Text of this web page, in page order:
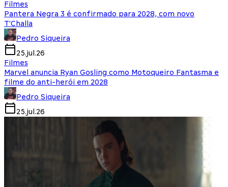
Filmes
Pantera Negra 3 é confirmado para 2028, com novo
T'Challa
Pedro Siqueira
25.jul.26
Filmes
Marvel anuncia Ryan Gosling como Motoqueiro Fantasma e
filme do anti-herói em 2028
Pedro Siqueira
25.jul.26